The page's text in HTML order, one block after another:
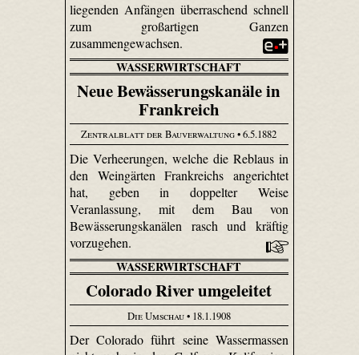
liegenden Anfängen überraschend schnell
zum großartigen Ganzen
zusammengewachsen.
WASSERWIRTSCHAFT
Neue Bewässerungskanäle in
Frankreich
Zentralblatt der Bauverwaltung• 6.5.1882
Die Verheerungen, welche die Reblaus in
den Weingärten Frankreichs angerichtet
hat, geben in doppelter Weise
Veranlassung, mit dem Bau von
Bewässerungskanälen rasch und kräftig
vorzugehen.
WASSERWIRTSCHAFT
Colorado River umgeleitet
Die Umschau• 18.1.1908
Der Colorado führt seine Wassermassen